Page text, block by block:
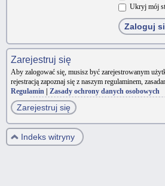
Ukryj mój
Zarejestruj się
Aby zalogować się, musisz być zarejestrowanym
rejestracją zapoznaj się z naszym regulaminem,
Regulamin
Zasady ochrony danych osobowych
Zarejestruj się
Indeks witryny